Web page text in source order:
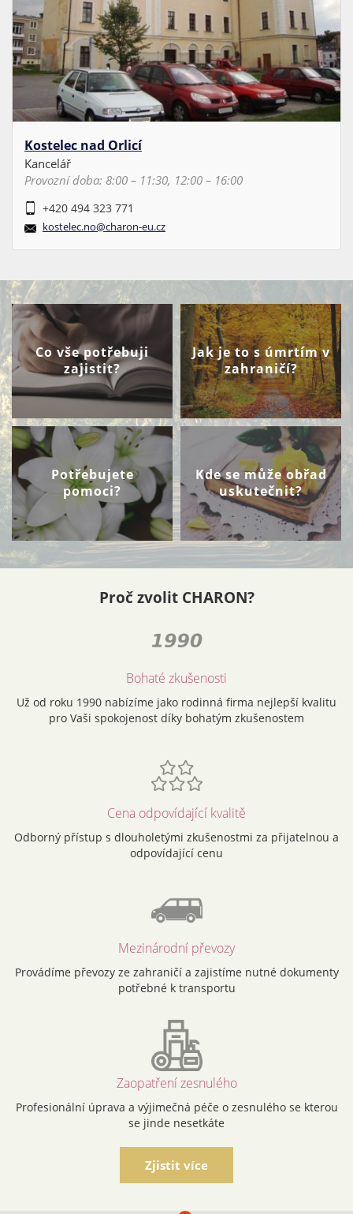
Kostelec nad Orlicí
Kancelář
Provozní doba: 8:00 – 11:30, 12:00 – 16:00
+420 494 323 771
kostelec.no@charon-eu.cz
Co vše potřebuji
zajistit?
Jak je to s úmrtím v
zahraničí?
Potřebujete
pomoci?
Kde se může obřad
uskutečnit?
Proč zvolit CHARON?
Bohaté zkušenosti
Už od roku 1990 nabízíme jako rodinná firma nejlepší kvalitu
pro Vaši spokojenost díky bohatým zkušenostem
Cena odpovídající kvalitě
Odborný přístup s dlouholetými zkušenostmi za přijatelnou a
odpovídající cenu
Mezinárodní převozy
Provádíme převozy ze zahraničí a zajistíme nutné dokumenty
potřebné k transportu
Zaopatření zesnulého
Profesionální úprava a výjimečná péče o zesnulého se kterou
se jinde nesetkáte
Zjistit více